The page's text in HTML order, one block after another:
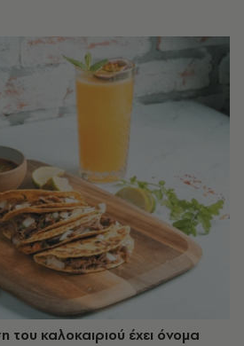
καλοκαιριού έχει όνομα